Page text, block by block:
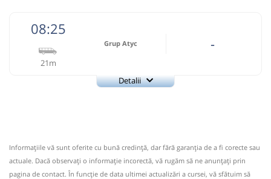
08:25
21m
Grup Atyc -
Detalii
Nu a circulat?Semnalați aici
Pune poze din călătoria ta ⤣
Informaţiile vă sunt oferite cu bună credinţă, dar fără garanţia de a fi corecte sau
actuale. Dacă observați o informaţie incorectă, vă rugăm să ne anunțați prin
pagina de contact. În funcție de data ultimei actualizări a cursei, vă sfătuim să